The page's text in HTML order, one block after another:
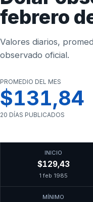
febrero
Valores diarios,
observado oficial.
PROMEDIO DEL MES
$131,84
20 DÍAS PUBLICADOS
INICIO
$129,43
1 feb 1985
MÍNIMO